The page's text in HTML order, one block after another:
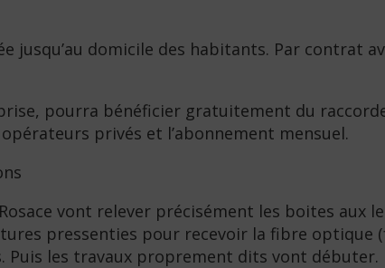
jusqu’au domicile des habitants. Par contrat
pourra bénéficier gratuitement du
privés et l’abonnement mensuel.
vont relever précisément les boites
pressenties pour recevoir la fibre optique
Puis les travaux proprement dits vont débuter.